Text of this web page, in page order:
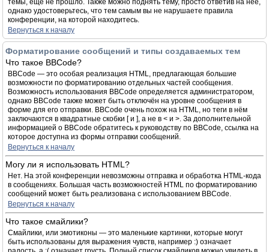
темы, ещё не прошло. Также можно поднять тему, просто ответив на неё,
однако удостоверьтесь, что тем самым вы не нарушаете правила
конференции, на которой находитесь.
Вернуться к началу
Форматирование сообщений и типы создаваемых тем
Что такое BBCode?
BBCode — это особая реализация HTML, предлагающая большие
возможности по форматированию отдельных частей сообщения.
Возможность использования BBCode определяется администратором,
однако BBCode также может быть отключён на уровне сообщения в
форме для его отправки. BBCode очень похож на HTML, но теги в нём
заключаются в квадратные скобки [ и ], а не в < и >. За дополнительной
информацией о BBCode обратитесь к руководству по BBCode, ссылка на
которое доступна из формы отправки сообщений.
Вернуться к началу
Могу ли я использовать HTML?
Нет. На этой конференции невозможны отправка и обработка HTML-кода
в сообщениях. Большая часть возможностей HTML по форматированию
сообщений может быть реализована с использованием BBCode.
Вернуться к началу
Что такое смайлики?
Смайлики, или эмотиконы — это маленькие картинки, которые могут
быть использованы для выражения чувств, например :) означает